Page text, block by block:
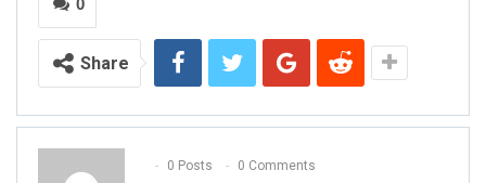
0
Share
0 Posts 0 Comments